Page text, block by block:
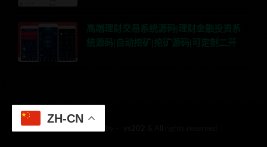
高端理财交易系统源码|理财金融投资系
统源码|自动挖矿|挖矿源码|可定制二开
ZH-CN